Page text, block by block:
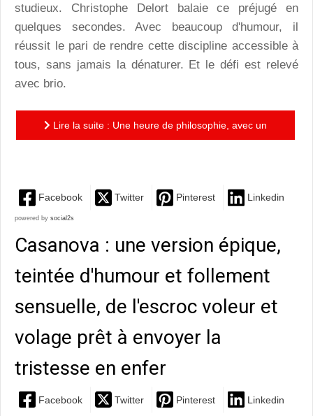
studieux. Christophe Delort balaie ce préjugé en
quelques secondes. Avec beaucoup d'humour, il
réussit le pari de rendre cette discipline accessible à
tous, sans jamais la dénaturer. Et le défi est relevé
avec brio.
Lire la suite : Une heure de philosophie, avec un
Facebook Twitter Pinterest Linkedin
powered by social2s
Casanova : une version épique,
teintée d'humour et follement
sensuelle, de l'escroc voleur et
volage prêt à envoyer la
tristesse en enfer
Facebook Twitter Pinterest Linkedin